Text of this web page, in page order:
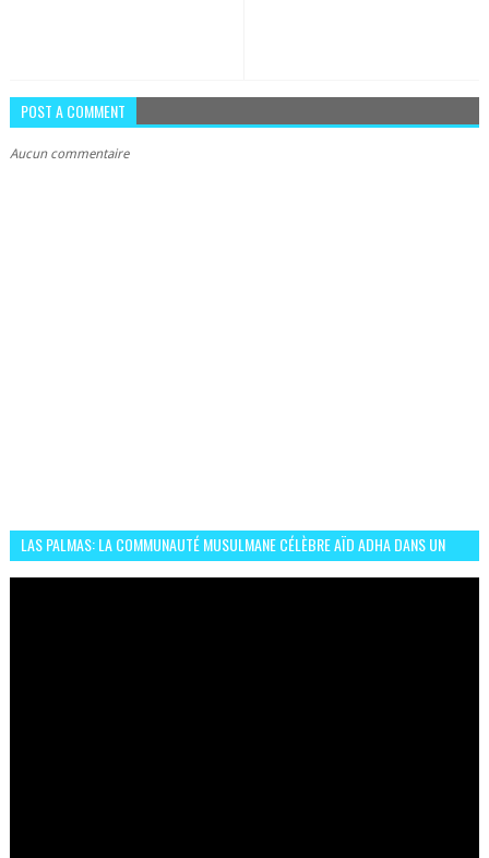
POST A COMMENT
Aucun commentaire
LAS PALMAS: LA COMMUNAUTÉ MUSULMANE CÉLÈBRE AÏD ADHA DANS UN